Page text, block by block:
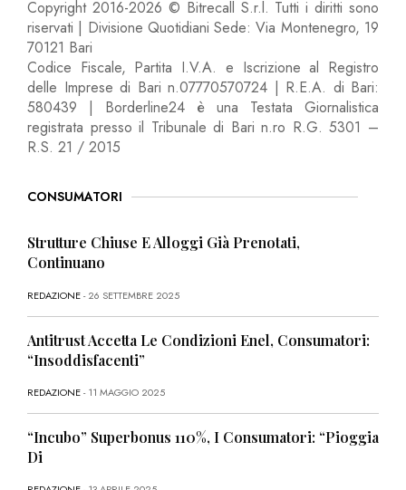
Copyright 2016-2026 © Bitrecall S.r.l. Tutti i diritti sono
riservati | Divisione Quotidiani Sede: Via Montenegro, 19
70121 Bari
Codice Fiscale, Partita I.V.A. e Iscrizione al Registro
delle Imprese di Bari n.07770570724 | R.E.A. di Bari:
580439 | Borderline24 è una Testata Giornalistica
registrata presso il Tribunale di Bari n.ro R.G. 5301 –
R.S. 21 / 2015
CONSUMATORI
Strutture Chiuse E Alloggi Già Prenotati,
Continuano
REDAZIONE- 26 SETTEMBRE 2025
Antitrust Accetta Le Condizioni Enel, Consumatori:
“Insoddisfacenti”
REDAZIONE- 11 MAGGIO 2025
“Incubo” Superbonus 110%, I Consumatori: “Pioggia
Di